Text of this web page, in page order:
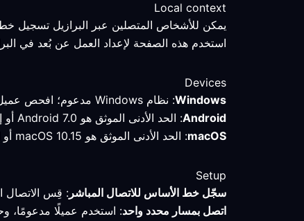
Local context
يمكن للأشخاص المتصلين عبر البرازيل تسجيل
استخدم هذه الصفحة لإعداد العمل عن بُعد في
Devices
Windows: نظام Windows مدعوم؛ افحص عميل VPN وقارن المسار المحدد باتصال مباشر.
Android: الحد الأدنى الموثق هو Android 7.0 أو إصدار أحدث؛ تحقق من الوضع والمسار النشطين بعد الاتصال في البرازيل.
macOS: الحد الأدنى الموثق هو macOS 10.15 أو إصدار أحدث؛ احتفظ بالملف التعريفي وقِس المسار قبل تغيير الإعدادات.
Setup
سجّل خط الأساس للاتصال المباشر : قِس الاتصال
اتصل بمسار محدد واحد: استخدم عميلًا مدعومًا،